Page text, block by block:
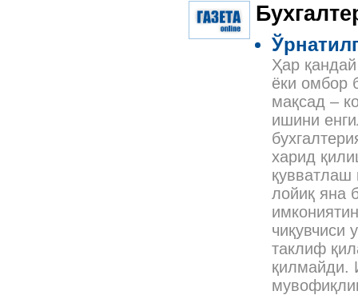
Ҳар
ёки омбор
мақсад –
ишини
харид
қувватлаш
лойиқ яна
чиқувчиси
таклиф
қилмайди.